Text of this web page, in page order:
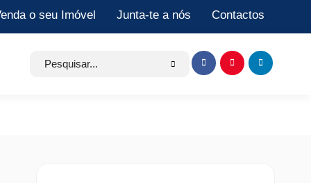
o seu Imóvel Junta-te a nós Contactos
Search
Item
Item
Item